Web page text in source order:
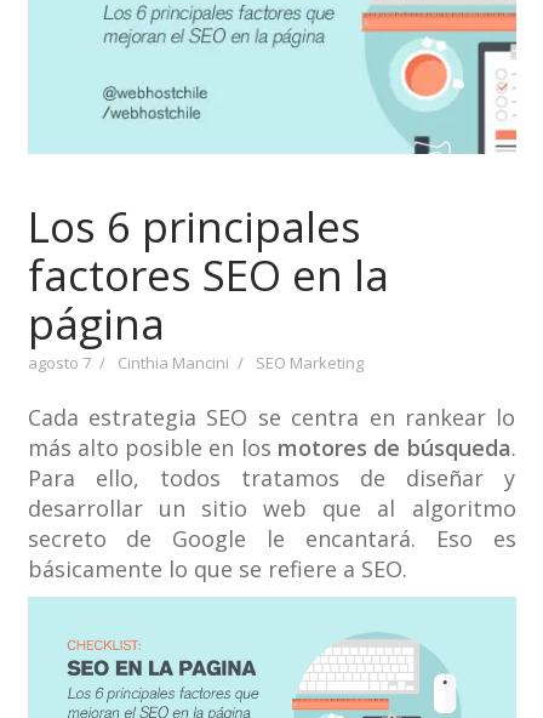
Los 6 principales
factores SEO en la
página
agosto 7 Cinthia Mancini SEO Marketing
Cada estrategia SEO se centra en rankear lo
más alto posible en los motores de búsqueda.
Para ello, todos tratamos de diseñar y
desarrollar un sitio web que al algoritmo
secreto de Google le encantará. Eso es
básicamente lo que se refiere a SEO.